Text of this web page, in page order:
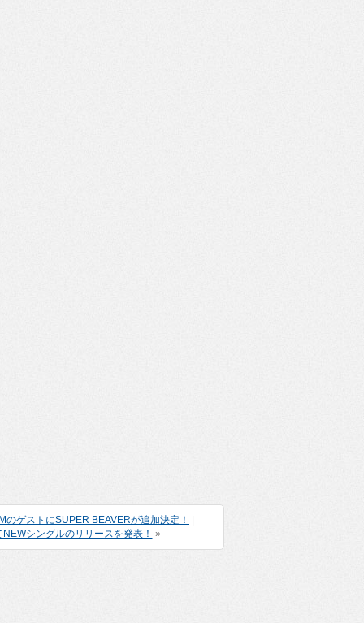
ゲストにSUPER BEAVERが追加決定！
シングルのリリースを発表！ »